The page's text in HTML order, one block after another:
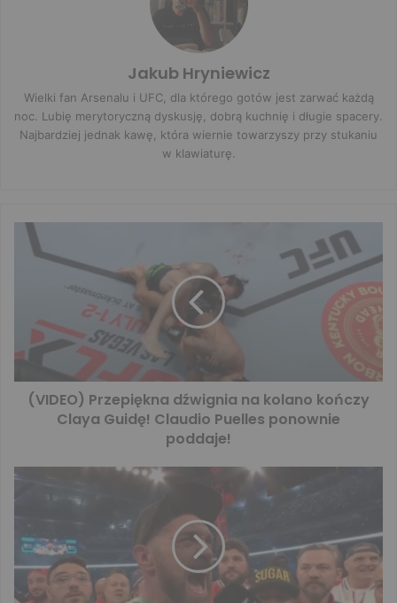
Jakub Hryniewicz
Wielki fan Arsenalu i UFC, dla którego gotów jest zarwać każdą
noc. Lubię merytoryczną dyskusję, dobrą kuchnię i długie spacery.
Najbardziej jednak kawę, która wiernie towarzyszy przy stukaniu
w klawiaturę.
(VIDEO) Przepiękna dźwignia na kolano kończy
Claya Guidę! Claudio Puelles ponownie
poddaje!